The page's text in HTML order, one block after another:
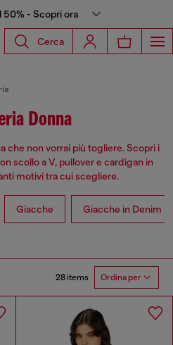
50% - Scopri ora
Cerca
Donna
che non vorrai più togliere. Scopri i
scollo a V, pullover e cardigan in
motivi tra cui scegliere.
Giacche Giacche in Denim
28 items Ordina per